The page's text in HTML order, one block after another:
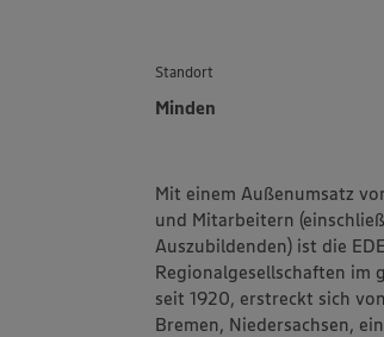
Standort
Minden
Mit einem Außenumsatz
und Mitarbeitern
Auszubildenden) ist die
Regionalgesellschaften im
seit 1920, erstreckt sich
Bremen, Niedersachsen,